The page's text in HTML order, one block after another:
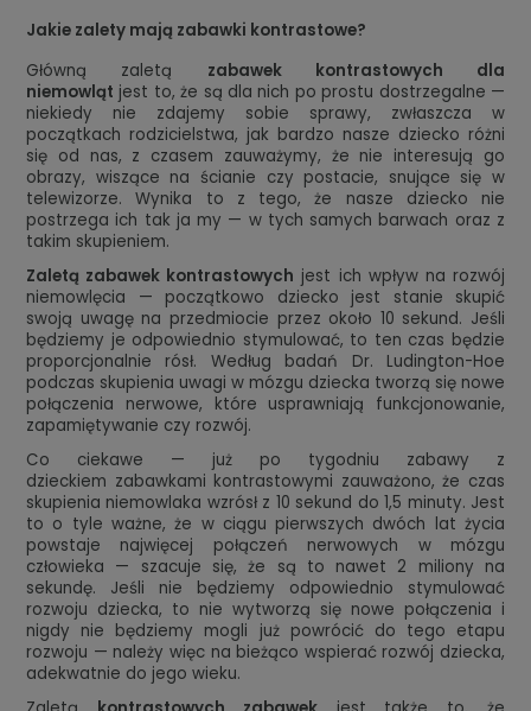
Jakie zalety mają zabawki kontrastowe?
Główną zaletą zabawek kontrastowych dla
niemowląt jest to, że są dla nich po prostu dostrzegalne —
niekiedy nie zdajemy sobie sprawy, zwłaszcza w
początkach rodzicielstwa, jak bardzo nasze dziecko różni
się od nas, z czasem zauważymy, że nie interesują go
obrazy, wiszące na ścianie czy postacie, snujące się w
telewizorze. Wynika to z tego, że nasze dziecko nie
postrzega ich tak ja my — w tych samych barwach oraz z
takim skupieniem.
Zaletą zabawek kontrastowych jest ich wpływ na rozwój
niemowlęcia — początkowo dziecko jest stanie skupić
swoją uwagę na przedmiocie przez około 10 sekund. Jeśli
będziemy je odpowiednio stymulować, to ten czas będzie
proporcjonalnie rósł. Według badań Dr. Ludington-Hoe
podczas skupienia uwagi w mózgu dziecka tworzą się nowe
połączenia nerwowe, które usprawniają funkcjonowanie,
zapamiętywanie czy rozwój.
Co ciekawe — już po tygodniu zabawy z
dzieckiem zabawkami kontrastowymi zauważono, że czas
skupienia niemowlaka wzrósł z 10 sekund do 1,5 minuty. Jest
to o tyle ważne, że w ciągu pierwszych dwóch lat życia
powstaje najwięcej połączeń nerwowych w mózgu
człowieka — szacuje się, że są to nawet 2 miliony na
sekundę. Jeśli nie będziemy odpowiednio stymulować
rozwoju dziecka, to nie wytworzą się nowe połączenia i
nigdy nie będziemy mogli już powrócić do tego etapu
rozwoju — należy więc na bieżąco wspierać rozwój dziecka,
adekwatnie do jego wieku.